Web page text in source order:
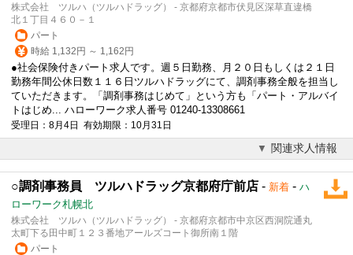
株式会社 ツルハ（ツルハドラッグ） - 京都府京都市伏見区深草直違橋
北１丁目４６０－１
パート
時給 1,132円 ～ 1,162円
●社会保険付きパート求人です。週５日勤務、月２０日もしくは２１日
勤務年間公休日数１１６日ツルハドラッグにて、調剤事務全般を担当し
ていただきます。「調剤事務はじめて」という方も「パート・アルバイ
トはじめ... ハローワーク求人番号 01240-13308661
受理日：8月4日 有効期限：10月31日
関連求人情報
○調剤事務員 ツルハドラッグ京都府庁前店 - 新着 - ハ
ローワーク札幌北
株式会社 ツルハ（ツルハドラッグ） - 京都府京都市中京区西洞院通丸
太町下る田中町１２３番地アールズコート御所南１階
パート